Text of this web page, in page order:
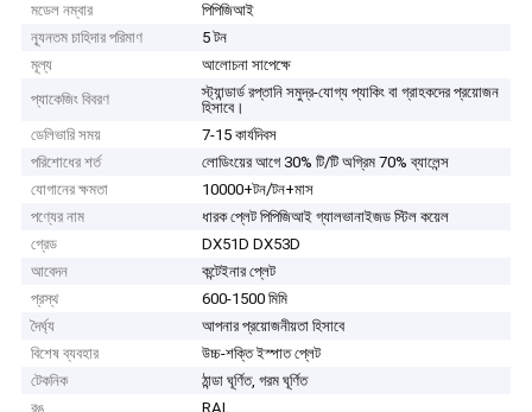
মডেল নম্বার
পিপিজিআই
ন্যূনতম চাহিদার পরিমাণ
5 টন
মূল্য
আলোচনা সাপেক্ষে
প্যাকেজিং বিবরণ
স্ট্যান্ডার্ড রপ্তানি সমুদ্র-যোগ্য প্যাকিং বা গ্রাহকদের প্রয়োজন
হিসাবে।
ডেলিভারি সময়
7-15 কার্যদিবস
পরিশোধের শর্ত
লোডিংয়ের আগে 30% টি/টি অগ্রিম 70% ব্যালেন্স
যোগানের ক্ষমতা
10000+টন/টন+মাস
পণ্যের নাম
ধারক প্লেট পিপিজিআই গ্যালভানাইজড স্টিল কয়েল
গ্রেড
DX51D DX53D
আবেদন
কন্টেইনার প্লেট
প্রস্থ
600-1500 মিমি
দৈর্ঘ্য
আপনার প্রয়োজনীয়তা হিসাবে
বিশেষ ব্যবহার
উচ্চ-শক্তি ইস্পাত প্লেট
টেকনিক
ঠান্ডা ঘূর্ণিত, গরম ঘূর্ণিত
রঙ
RAL